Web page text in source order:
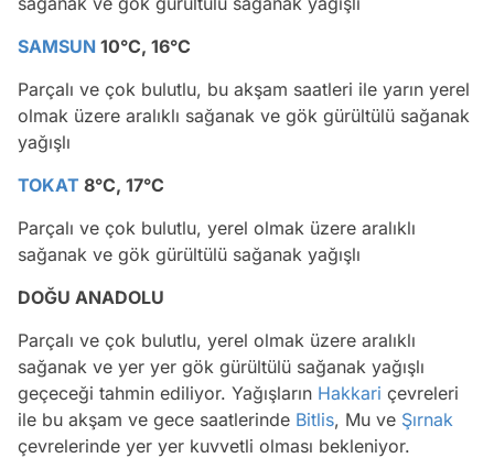
SAMSUN 10°C, 16°C
Parçalı ve çok bulutlu, bu akşam saatleri ile yarın yerel
olmak üzere aralıklı sağanak ve gök gürültülü sağanak
yağışlı
TOKAT 8°C, 17°C
Parçalı ve çok bulutlu, yerel olmak üzere aralıklı
sağanak ve gök gürültülü sağanak yağışlı
DOĞU ANADOLU
Parçalı ve çok bulutlu, yerel olmak üzere aralıklı
sağanak ve yer yer gök gürültülü sağanak yağışlı
geçeceği tahmin ediliyor. Yağışların Hakkari çevreleri
ile bu akşam ve gece saatlerinde Bitlis, Mu ve Şırnak
çevrelerinde yer yer kuvvetli olması bekleniyor.